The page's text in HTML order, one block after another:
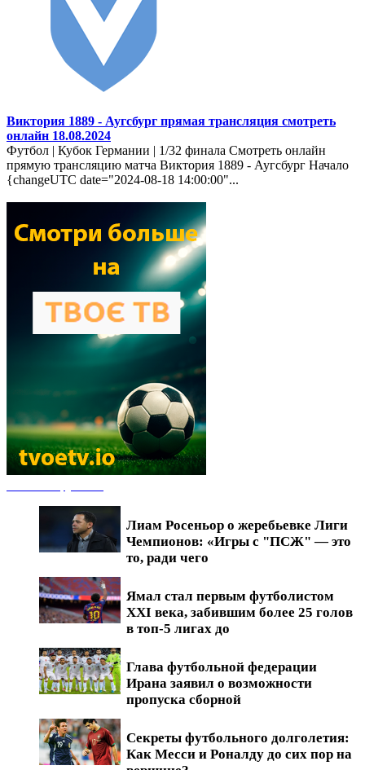
Виктория 1889 - Аугсбург прямая трансляция смотреть
онлайн 18.08.2024
Футбол | Кубок Германии | 1/32 финала Смотреть онлайн
прямую трансляцию матча Виктория 1889 - Аугсбург Начало
{changeUTC date="2024-08-18 14:00:00"...
Лиам Росеньор о жеребьевке Лиги
Чемпионов: «Игры с "ПСЖ" — это
то, ради чего
Ямал стал первым футболистом
XXI века, забившим более 25 голов
в топ-5 лигах до
Глава футбольной федерации
Ирана заявил о возможности
пропуска сборной
Секреты футбольного долголетия:
Как Месси и Роналду до сих пор на